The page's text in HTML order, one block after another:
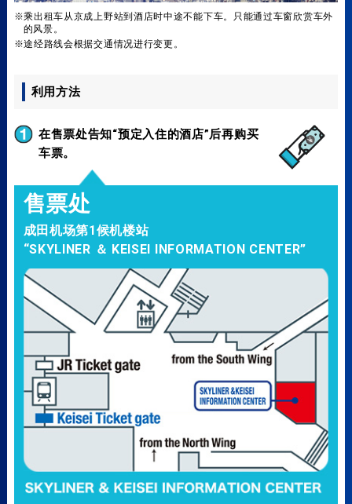
※乘出租车从京成上野站到酒店时中途不能下车。只能通过车窗欣赏车外
的风景。
※途经路线会根据交通情况进行变更。
利用方法
在售票处告知“预定入住的酒店”后再购买
车票。
售票处
成田机场第1候机楼站
“SKYLINER ＆ KEISEI INFORMATION CENTER”